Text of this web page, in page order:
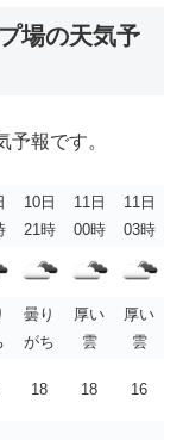
場の天気予
報です。
10日
21時
11日
00時
11日
03時
曇り
がち
厚い
雲
厚い
雲
18 18 16